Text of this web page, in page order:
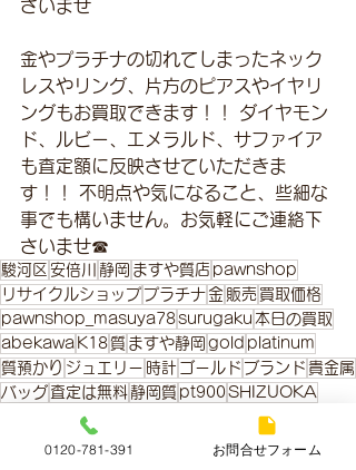
さいませ
金やプラチナの切れてしまったネック
レスやリング、片方のピアスやイヤリ
ングもお買取できます！！ ダイヤモン
ド、ルビー、エメラルド、サファイア
も査定額に反映させていただきま
す！！ 不明点や気になること、些細な
事でも構いません。お気軽にご連絡下
さいませ☎
駿河区 安倍川 静岡 ますや質店 pawnshop
リサイクルショップ プラチナ 金 販売 買取価格
pawnshop_masuya78surugaku 本日の買取
abekawa K18質 ますや静岡 gold platinum
質預かり ジュエリー 時計 ゴールド ブランド 貴金属
バッグ 査定は無料 静岡質 pt900SHIZUOKA
金・プラチナ本日の買取価格
0120-781-391 お問合せフォーム